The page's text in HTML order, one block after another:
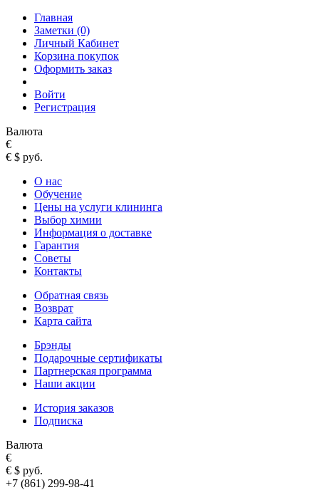
Главная
Заметки (0)
Личный Кабинет
Корзина покупок
Оформить заказ
Войти
Регистрация
Валюта
€
€ $ руб.
О нас
Обучение
Цены на услуги клининга
Выбор химии
Информация о доставке
Гарантия
Советы
Контакты
Обратная связь
Возврат
Карта сайта
Брэнды
Подарочные сертификаты
Партнерская программа
Наши акции
История заказов
Подписка
Валюта
€
€ $ руб.
+7 (861) 299-98-41